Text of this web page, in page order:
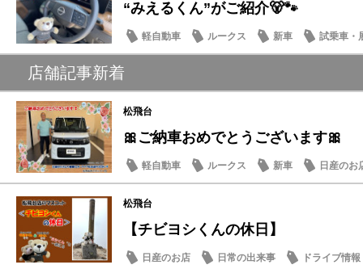
“みえるくん”がご紹介🐻🐾
軽自動車 ルークス 新車 試乗車・
店舗記事新着
松飛台
🎀ご納車おめでとうございます🎀
軽自動車 ルークス 新車 日産のお
松飛台
【チビヨシくんの休日】
日産のお店 日常の出来事 ドライブ情報